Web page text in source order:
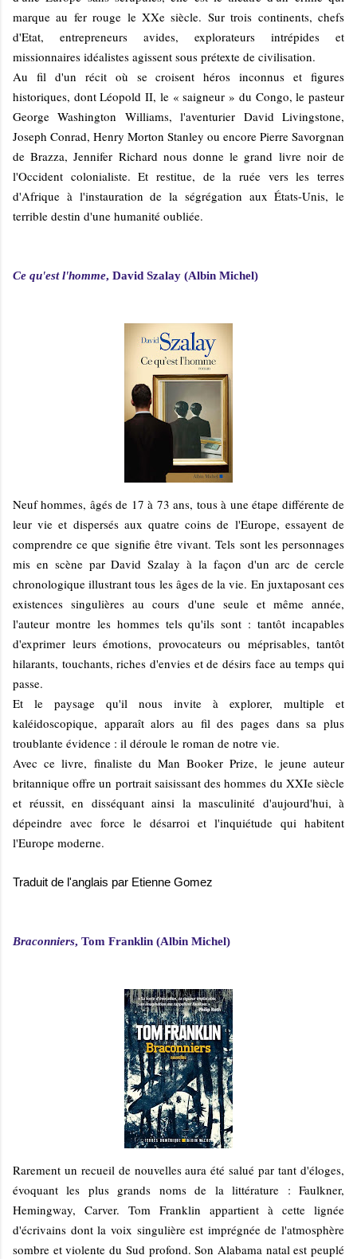
marque au fer rouge le XXe siècle. Sur trois continents, chefs
d'Etat, entrepreneurs avides, explorateurs intrépides et
missionnaires idéalistes agissent sous prétexte de civilisation.
Au fil d'un récit où se croisent héros inconnus et figures
historiques, dont Léopold II, le « saigneur » du Congo, le pasteur
George Washington Williams, l'aventurier David Livingstone,
Joseph Conrad, Henry Morton Stanley ou encore Pierre Savorgnan
de Brazza, Jennifer Richard nous donne le grand livre noir de
l'Occident colonialiste. Et restitue, de la ruée vers les terres
d'Afrique à l'instauration de la ségrégation aux États-Unis, le
terrible destin d'une humanité oubliée.
Ce qu'est l'homme, David Szalay (Albin Michel)
Neuf hommes, âgés de 17 à 73 ans, tous à une étape différente de
leur vie et dispersés aux quatre coins de l'Europe, essayent de
comprendre ce que signifie être vivant. Tels sont les personnages
mis en scène par David Szalay à la façon d'un arc de cercle
chronologique illustrant tous les âges de la vie. En juxtaposant ces
existences singulières au cours d'une seule et même année,
l'auteur montre les hommes tels qu'ils sont : tantôt incapables
d'exprimer leurs émotions, provocateurs ou méprisables, tantôt
hilarants, touchants, riches d'envies et de désirs face au temps qui
passe.
Et le paysage qu'il nous invite à explorer, multiple et
kaléidoscopique, apparaît alors au fil des pages dans sa plus
troublante évidence : il déroule le roman de notre vie.
Avec ce livre, finaliste du Man Booker Prize, le jeune auteur
britannique offre un portrait saisissant des hommes du XXIe siècle
et réussit, en disséquant ainsi la masculinité d'aujourd'hui, à
dépeindre avec force le désarroi et l'inquiétude qui habitent
l'Europe moderne.
Traduit de l'anglais par Etienne Gomez
Braconniers, Tom Franklin (Albin Michel)
Rarement un recueil de nouvelles aura été salué par tant d'éloges,
évoquant les plus grands noms de la littérature : Faulkner,
Hemingway, Carver. Tom Franklin appartient à cette lignée
d'écrivains dont la voix singulière est imprégnée de l'atmosphère
sombre et violente du Sud profond. Son Alabama natal est peuplé